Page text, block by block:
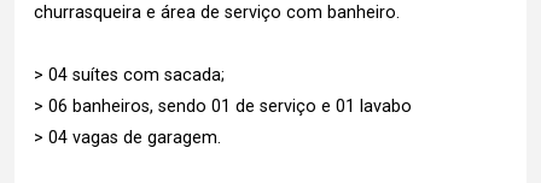
churrasqueira e área de serviço com banheiro.
> 04 suítes com sacada;
> 06 banheiros, sendo 01 de serviço e 01 lavabo
> 04 vagas de garagem.